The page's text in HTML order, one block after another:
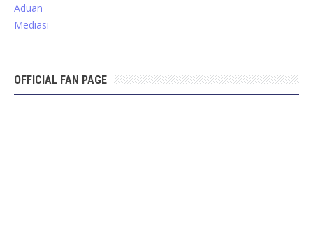
Aduan
Mediasi
OFFICIAL FAN PAGE